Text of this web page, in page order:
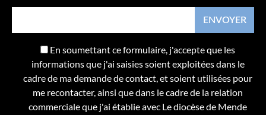
En soumettant ce formulaire, j'accepte que les
informations que j'ai saisies soient exploitées dans le
cadre de ma demande de contact, et soient utilisées pour
me recontacter, ainsi que dans le cadre de la relation
commerciale que j'ai établie avec Le diocèse de Mende